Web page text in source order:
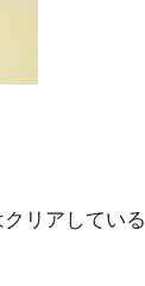
リアしている